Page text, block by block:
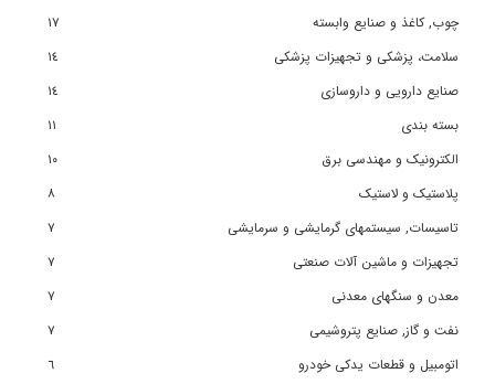
چوب, کاغذ و صنایع وابسته
١٧
سلامت، پزشکی و تجهیزات پزشکی
١٤
صنایع دارویی و داروسازی
١٤
بسته بندی
١١
الکترونیک و مهندسی برق
١٠
پلاستیک و لاستیک
٨
تاسیسات, سیستمهای گرمایشی و سرمایشی
٧
تجهیزات و ماشین آلات صنعتی
٧
معدن و سنگهای معدنی
٧
نفت و گاز, صنایع پتروشیمی
٧
اتومبیل و قطعات یدکی خودرو
٦